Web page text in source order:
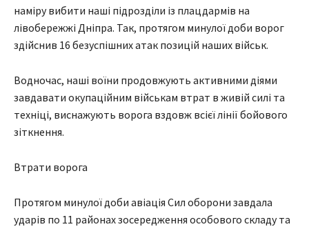
наміру вибити наші підрозділи із плацдармів на
лівобережжі Дніпра. Так, протягом минулої доби ворог
здійснив 16 безуспішних атак позицій наших військ.
Водночас, наші воїни продовжують активними діями
завдавати окупаційним військам втрат в живій силі та
техніці, виснажують ворога вздовж всієї лінії бойового
зіткнення.
Втрати ворога
Протягом минулої доби авіація Сил оборони завдала
ударів по 11 районах зосередження особового складу та